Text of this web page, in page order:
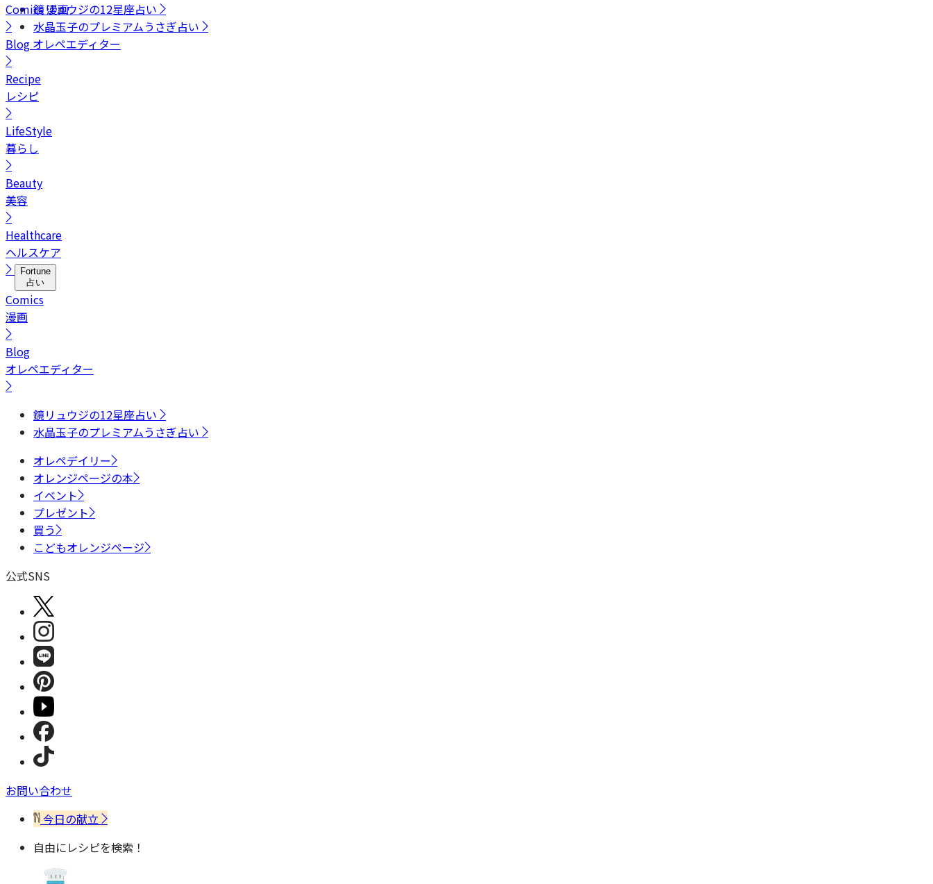
鏡リュウジの12星座占い
水晶玉子のプレミアムうさぎ占い
Comics漫画
Blog オレペエディター
Recipe
レシピ
LifeStyle
暮らし
Beauty
美容
Healthcare
ヘルスケア
Fortune
占い
Comics
漫画
Blog
オレペエディター
鏡リュウジの12星座占い
水晶玉子のプレミアムうさぎ占い
オレペデイリー
オレンジページの本
イベント
プレゼント
買う
こどもオレンジページ
公式SNS
お問い合わせ
今日の献立
自由にレシピを検索！